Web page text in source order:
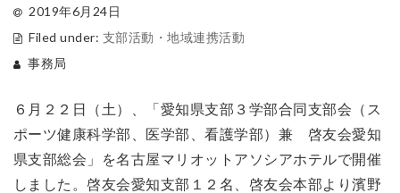
2019年6月24日
Filed under: 支部活動・地域連携活動
事務局
６月２２日（土）、「愛知県支部３学部合同支部会（ス
ポーツ健康科学部、医学部、看護学部）兼 啓友会愛知
県支部総会」を名古屋マリオットアソシアホテルで開催
しました。啓友会愛知支部１２名、啓友会本部より濱野